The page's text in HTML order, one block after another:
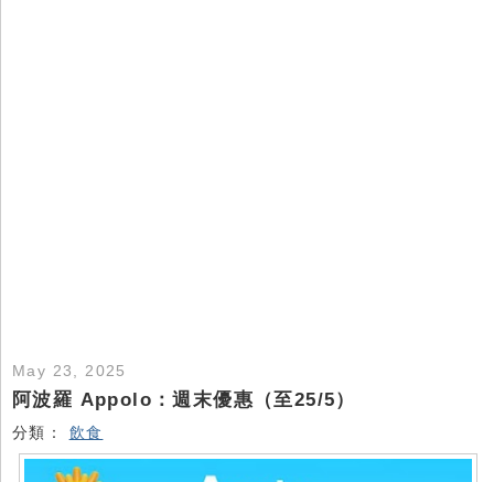
May 23, 2025
阿波羅 Appolo：週末優惠（至25/5）
分類： 飲食